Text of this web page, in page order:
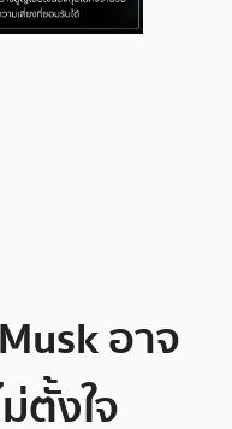
อาจ
ตั้งใจ